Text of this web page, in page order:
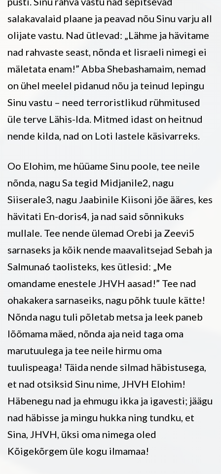
salakavalaid plaane ja peavad nõu Sinu varju all
olijate vastu. Nad ütlevad: „Lähme ja hävitame
nad rahvaste seast, nõnda et Iisraeli nimegi ei
mäletata enam!” Abba Shebashamaim, nemad
on ühel meelel pidanud nõu ja teinud lepingu
Sinu vastu – need terroristlikud rühmitused
üle terve Lähis-Ida. Mitmed idast on heitnud
nende kilda, nad on Loti lastele käsivarreks.
Oo Elohim, me hüüame Sinu poole, tee neile
nõnda, nagu Sa tegid Midjanile2, nagu
Siiserale3, nagu Jaabinile Kiisoni jõe ääres, kes
hävitati En-doris4, ja nad said sõnnikuks
mullale. Tee nende ülemad Orebi ja Zeevi5
sarnaseks ja kõik nende maavalitsejad Sebah ja
Salmuna6 taolisteks, kes ütlesid: „Me
omandame enestele JHVH aasad!” Tee nad
ohakakera sarnaseiks, nagu põhk tuule kätte!
Nõnda nagu tuli põletab metsa ja leek paneb
lõõmama mäed, nõnda aja neid taga oma
marutuulega ja tee neile hirmu oma
tuulispeaga! Täida nende silmad häbistusega,
et nad otsiksid Sinu nime, JHVH Elohim!
Häbenegu nad ja ehmugu ikka ja igavesti; jäägu
nad häbisse ja mingu hukka ning tundku, et
Sina, JHVH, üksi oma nimega oled
Kõigekõrgem üle kogu ilmamaa!